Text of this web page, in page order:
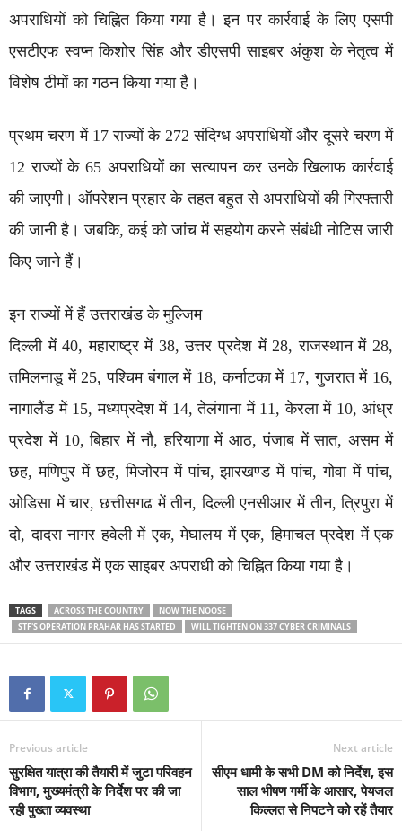
अपराधियों को चिह्नित किया गया है। इन पर कार्रवाई के लिए एसपी
एसटीएफ स्वप्न किशोर सिंह और डीएसपी साइबर अंकुश के नेतृत्व में
विशेष टीमों का गठन किया गया है।
प्रथम चरण में 17 राज्यों के 272 संदिग्ध अपराधियों और दूसरे चरण में
12 राज्यों के 65 अपराधियों का सत्यापन कर उनके खिलाफ कार्रवाई
की जाएगी। ऑपरेशन प्रहार के तहत बहुत से अपराधियों की गिरफ्तारी
की जानी है। जबकि, कई को जांच में सहयोग करने संबंधी नोटिस जारी
किए जाने हैं।
इन राज्यों में हैं उत्तराखंड के मुल्जिम
दिल्ली में 40, महाराष्ट्र में 38, उत्तर प्रदेश में 28, राजस्थान में 28,
तमिलनाडू में 25, पश्चिम बंगाल में 18, कर्नाटका में 17, गुजरात में 16,
नागालैंड में 15, मध्यप्रदेश में 14, तेलंगाना में 11, केरला में 10, आंध्र
प्रदेश में 10, बिहार में नौ, हरियाणा में आठ, पंजाब में सात, असम में
छह, मणिपुर में छह, मिजोरम में पांच, झारखण्ड में पांच, गोवा में पांच,
ओडिसा में चार, छत्तीसगढ में तीन, दिल्ली एनसीआर में तीन, त्रिपुरा में
दो, दादरा नागर हवेली में एक, मेघालय में एक, हिमाचल प्रदेश में एक
और उत्तराखंड में एक साइबर अपराधी को चिह्नित किया गया है।
TAGS ACROSS THE COUNTRY
NOW THE NOOSE
STF'S OPERATION PRAHAR HAS STARTED
WILL TIGHTEN ON 337 CYBER CRIMINALS
Previous article
सुरक्षित यात्रा की तैयारी में जुटा परिवहन
विभाग, मुख्यमंत्री के निर्देश पर की जा
रही पुख्ता व्यवस्था
Next article
सीएम धामी के सभी DM को निर्देश, इस
साल भीषण गर्मी के आसार, पेयजल
किल्लत से निपटने को रहें तैयार